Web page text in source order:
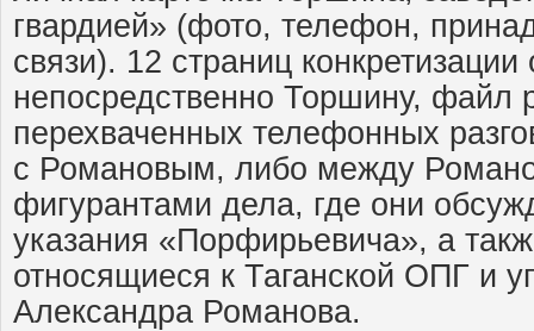
гвардией» (фото, телефон,
связи). 12 страниц
непосредственно Торшину, файл
перехваченных телефонных
с Романовым, либо между
фигурантами дела, где они
указания «Порфирьевича», а
относящиеся к Таганской ОПГ и
Александра Романова.